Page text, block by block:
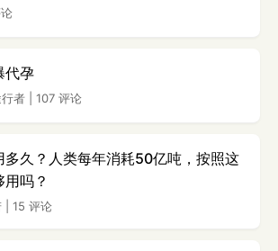
代孕
者 107 评论
多久？人类每年消耗50亿吨，按照这
吗？
15 评论